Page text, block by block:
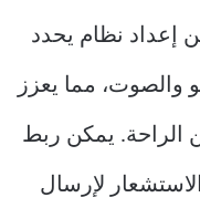
إعداد نظام يحدد
والصوت، مما يعزز
الراحة. يمكن ربط
لإرسال